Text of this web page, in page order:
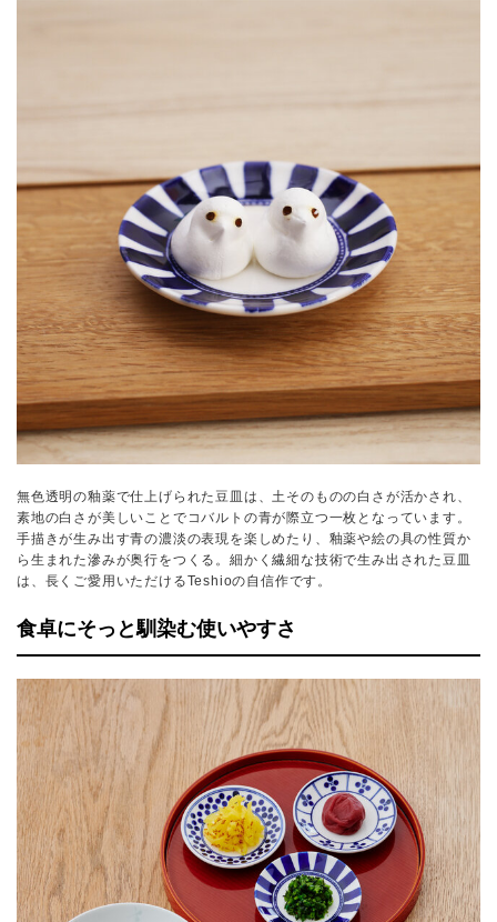
無色透明の釉薬で仕上げられた豆皿は、土そのものの白さが活かされ、
素地の白さが美しいことでコバルトの青が際立つ一枚となっています。
手描きが生み出す青の濃淡の表現を楽しめたり、釉薬や絵の具の性質か
ら生まれた滲みが奥行をつくる。細かく繊細な技術で生み出された豆皿
は、長くご愛用いただけるTeshioの自信作です。
食卓にそっと馴染む使いやすさ